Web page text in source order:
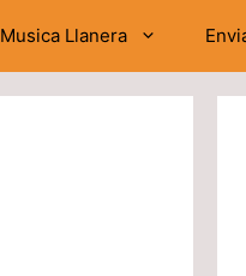
Musica Llanera